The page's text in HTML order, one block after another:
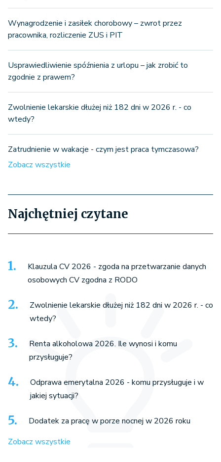
Wynagrodzenie i zasiłek chorobowy – zwrot przez
pracownika, rozliczenie ZUS i PIT
Usprawiedliwienie spóźnienia z urlopu – jak zrobić to
zgodnie z prawem?
Zwolnienie lekarskie dłużej niż 182 dni w 2026 r. - co
wtedy?
Zatrudnienie w wakacje - czym jest praca tymczasowa?
Zobacz wszystkie
Najchętniej czytane
Klauzula CV 2026 - zgoda na przetwarzanie danych
osobowych CV zgodna z RODO
Zwolnienie lekarskie dłużej niż 182 dni w 2026 r. - co
wtedy?
Renta alkoholowa 2026. Ile wynosi i komu
przysługuje?
Odprawa emerytalna 2026 - komu przysługuje i w
jakiej sytuacji?
Dodatek za pracę w porze nocnej w 2026 roku
Zobacz wszystkie